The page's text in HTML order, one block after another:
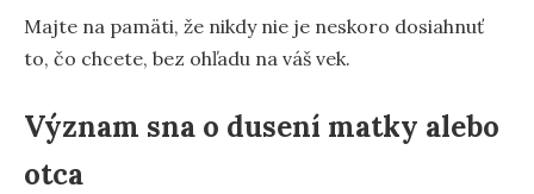
Majte na pamäti, že nikdy nie je neskoro dosiahnuť
to, čo chcete, bez ohľadu na váš vek.
Význam sna o dusení matky alebo
otca